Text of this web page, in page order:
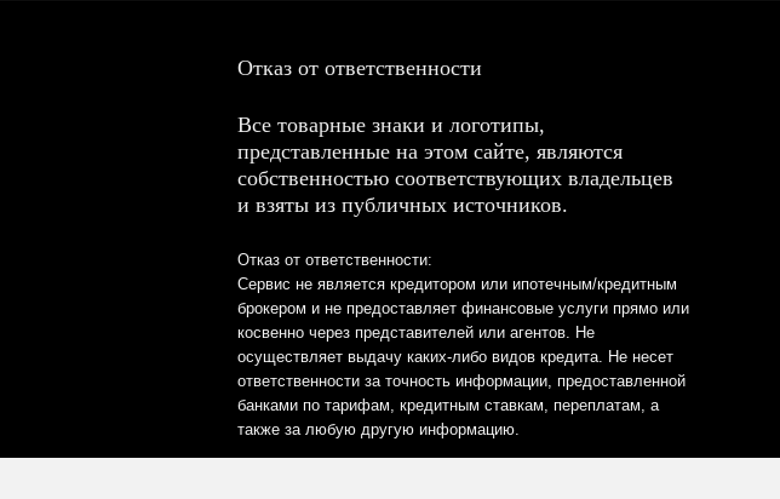
Отказ от ответственности
Все товарные знаки и логотипы,
представленные на этом сайте, являются
собственностью соответствующих владельцев
и взяты из публичных источников.
Отказ от ответственности:
Сервис не является кредитором или ипотечным/кредитным
брокером и не предоставляет финансовые услуги прямо или
косвенно через представителей или агентов. Не
осуществляет выдачу каких-либо видов кредита. Не несет
ответственности за точность информации, предоставленной
банками по тарифам, кредитным ставкам, переплатам, а
также за любую другую информацию.